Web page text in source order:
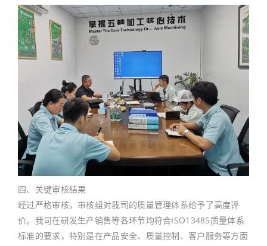
四、关键审核结果
经过严格审核，审核组对我司的质量管理体系给予了高度评
价。我司在研发生产销售等各环节均符合ISO13485质量体系
标准的要求，特别是在产品安全、质量控制、客户服务等方面